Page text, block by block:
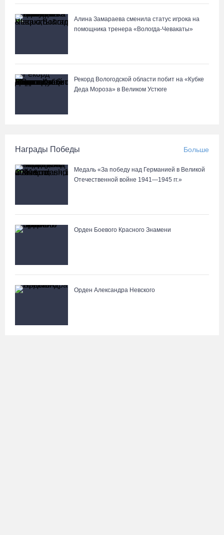
Алина Замараева сменила статус игрока на
помощника тренера «Вологда-Чевакаты»
Рекорд Вологодской области побит на «Кубке
Деда Мороза» в Великом Устюге
Награды Победы Больше
Медаль «За победу над Германией в Великой
Отечественной войне 1941—1945 гг.»
Орден Боевого Красного Знамени
Орден Александра Невского